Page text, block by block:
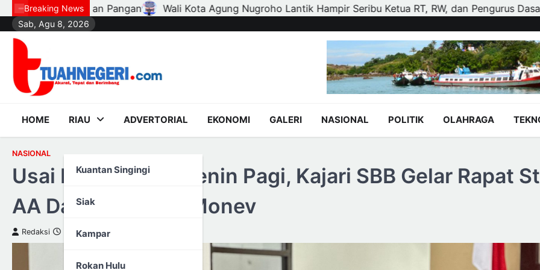
Skip
content
Breaking News
Agung Nugroho Lantik Hampir Seribu Ketua RT, RW, dan Pengurus Dasa Wisma di Tujuh Kecamatan Polisi
Sab, Agu 8, 2026
HOME RIAU
Kuantan Singingi
Siak
Kampar
Rokan Hulu
ADVERTORIAL EKONOMI GALERI NASIONAL POLITIK OLAHRAGA
NASIONAL
Usai Pimpin Apel Senin Pagi, Kajari SBB Gelar Rapat
AA Dalam Rangka Monev
Redaksi 29 September 2025